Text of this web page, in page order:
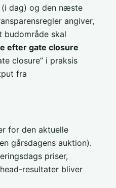
(i dag) og den næste
angiver,
skal
efter gate closure
closure” i praksis
fra
for den aktuelle
gårsdagens auktion).
priser,
resultater bliver